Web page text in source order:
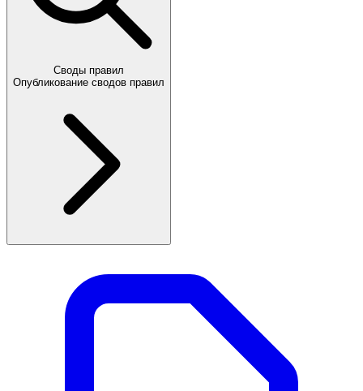
Своды правил
Опубликование сводов правил